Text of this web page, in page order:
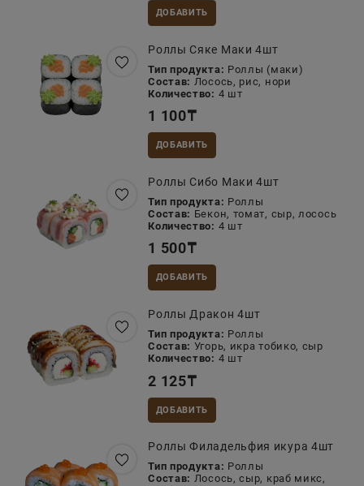
ДОБАВИТЬ
Роллы Сяке Маки 4шт
Тип продукта: Роллы (маки)
Состав: Лосось, рис, нори
Количество: 4 шт
1 100₸
ДОБАВИТЬ
Роллы Сибо Маки 4шт
Тип продукта: Роллы
Состав: Бекон, томат, сыр, лосось
Количество: 4 шт
1 500₸
ДОБАВИТЬ
Роллы Дракон 4шт
Тип продукта: Роллы
Состав: Угорь, икра тобико, сыр
Количество: 4 шт
2 125₸
ДОБАВИТЬ
Роллы Филадельфия икура 4шт
Тип продукта: Роллы
Состав: Лосось, сыр, краб микс,